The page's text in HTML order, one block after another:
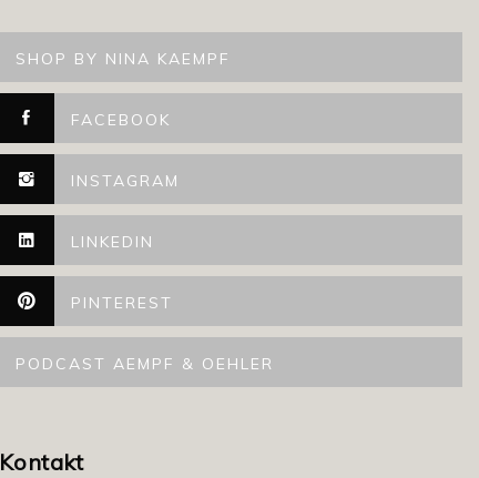
SHOP BY NINA KAEMPF
FACEBOOK
INSTAGRAM
LINKEDIN
PINTEREST
PODCAST AEMPF & OEHLER
Kontakt